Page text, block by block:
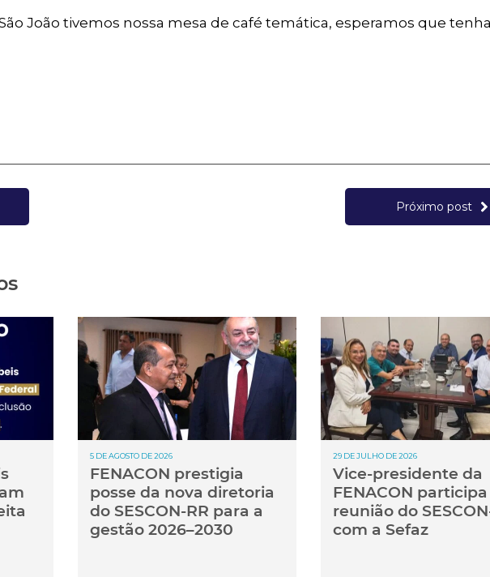
João tivemos nossa mesa de café temática, esperamos que
Próximo post
5 DE AGOSTO DE 2026
FENACON prestigia
posse da nova diretoria
do SESCON-RR para a
gestão 2026–2030
29 DE JULHO DE 2026
Vice-presidente da
FENACON
reunião do
com a Sefaz